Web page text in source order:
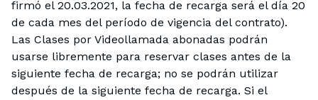
firmó el 20.03.2021, la fecha de recarga será el día 20
de cada mes del período de vigencia del contrato).
Las Clases por Videollamada abonadas podrán
usarse libremente para reservar clases antes de la
siguiente fecha de recarga; no se podrán utilizar
después de la siguiente fecha de recarga. Si el